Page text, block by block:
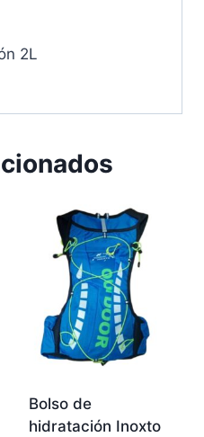
2L
Bolso de
hidratación Inoxto